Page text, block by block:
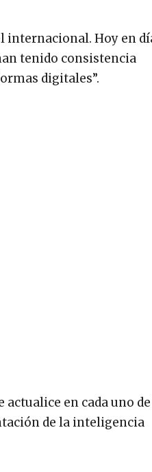
internacional. Hoy en
tenido consistencia
digitales”.
actualice en cada uno
de la inteligencia